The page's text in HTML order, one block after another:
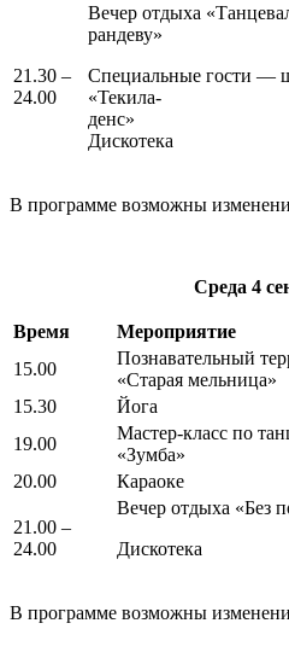
21.30 –
24.00
Вечер отдыха
рандеву»
Специальные гости —
«Текила-
Дискотека
В программе возможны
Среда 4
Время Мероприятие
15.00
Познавательный
«Старая мельница»
15.30
Йога
19.00
Мастер-класс по
«Зумба»
20.00
Караоке
21.00 –
24.00
Вечер отдыха «Без
Дискотека
В программе возможны